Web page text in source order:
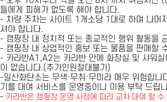
들에게 피해가 없도록 해야 합니다.
- 차량 주차는 사이트 1개소당 1대로 하며 나머
셔야 합니다.
- 캠핑장 내 정치적 또는 종교적인 행위 활동을
- 캠핑장 내 상업적인 홍보 또는 물품을 판매할
- 카라반A1,A2는 카라반 안에 화장실 및 샤워
이 없습니다.(추가인원절대불가)
-일산화탄소는 무색·무취·무미라 매우 위험합
기를 대여 서비스를 운영중이니 이용 부탁 드립
- 카라반은 캠핑장 운영 사정에 따라 교차 대여 할